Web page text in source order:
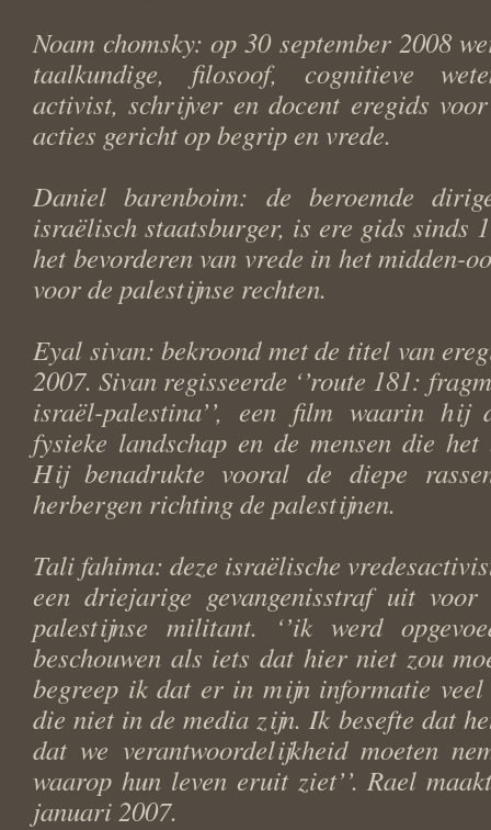
Noam chomsky: op 30 september 2008
taalkundige, filosoof, cognitieve
activist, schrijver en docent eregids
acties gericht op begrip en vrede.
Daniel barenboim: de beroemde
israëlisch staatsburger, is ere gids sinds
het bevorderen van vrede in het midden-
voor de palestijnse rechten.
Eyal sivan: bekroond met de titel van
2007. Sivan regisseerde ‘’route 181:
israël-palestina’’, een film waarin hij
fysieke landschap en de mensen die het
Hij benadrukte vooral de diepe
herbergen richting de palestijnen.
Tali fahima: deze israëlische
een driejarige gevangenisstraf uit
palestijnse militant. ‘’ik werd
beschouwen als iets dat hier niet zou
begreep ik dat er in mijn informatie veel
die niet in de media zijn. Ik besefte dat
dat we verantwoordelijkheid moeten
waarop hun leven eruit ziet’’. Rael
januari 2007.